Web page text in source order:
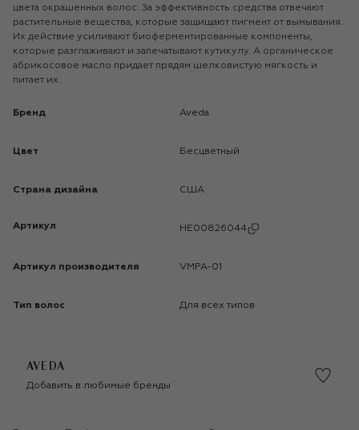
цвета окрашенных волос. За эффективность средства отвечают
растительные вещества, которые защищают пигмент от вымывания.
Их действие усиливают биоферментированные компоненты,
которые разглаживают и запечатывают кутикулу. А органическое
абрикосовое масло придает прядям шелковистую мягкость и
питает их.
Бренд Aveda
Цвет Бесцветный
Страна дизайна США
Артикул HE00826044
Артикул производителя VMPA-01
Тип волос Для всех типов
AVEDA
Добавить в любимые бренды